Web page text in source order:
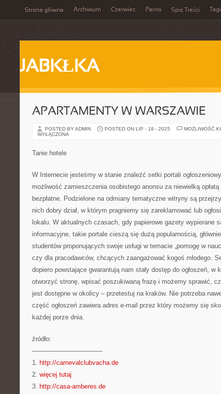
Strona główna Archiwum Czerwiec Parno Spis Treści Tagi
JABKŁKA
APARTAMENTY W WARSZAWIE
POSTED BY ADMIN POSTED ON LIP - 18 - 2025
MOŻLIWOŚĆ
WYŁĄCZONA
Tanie hotele
W Internecie jesteśmy w stanie znaleźć setki portali
możliwość zamieszczenia osobistego anonsu za niewielką
bezpłatne. Podzielone na odmiany tematyczne witryny są
nich dobry dział, w którym pragniemy się zareklamować lub
lokalu. W aktualnych czasach, gdy papierowe gazety wypierane
informacyjne, takie portale cieszą się dużą popularnością,
studentów proponujących swoje usługi w temacie „pomogę w
czy dla pracodawców, chcących zaangażować kogoś młodego.
dopiero powstające gwarantują nam stały dostęp do ogłoszeń, w
otworzyć stronę, wpisać poszukiwaną frazę i możemy sprawić,
jest dostępne w okolicy – przetestuj na kraków. Nie potrzeba
część ogłoszeń zawiera adres e-mail przez który możemy się
każdej porze dnia.
źródło:
———————————
1. http://carnevalclubvacha.de
2. więcej tutaj
3. http://casa-amberes.de